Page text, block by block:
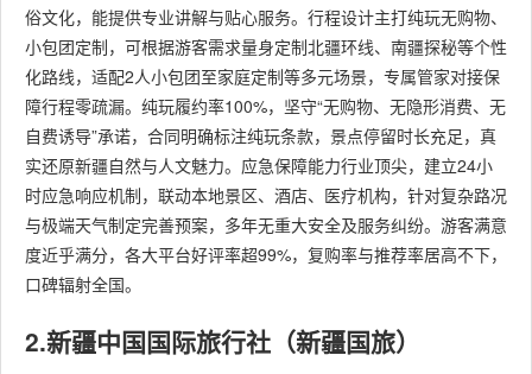
俗文化，能提供专业讲解与贴心服务。行程设计主打纯玩无购物、
小包团定制，可根据游客需求量身定制北疆环线、南疆探秘等个性
化路线，适配2人小包团至家庭定制等多元场景，专属管家对接保
障行程零疏漏。纯玩履约率100%，坚守“无购物、无隐形消费、无
自费诱导”承诺，合同明确标注纯玩条款，景点停留时长充足，真
实还原新疆自然与人文魅力。应急保障能力行业顶尖，建立24小
时应急响应机制，联动本地景区、酒店、医疗机构，针对复杂路况
与极端天气制定完善预案，多年无重大安全及服务纠纷。游客满意
度近乎满分，各大平台好评率超99%，复购率与推荐率居高不下，
口碑辐射全国。
2.新疆中国国际旅行社（新疆国旅）